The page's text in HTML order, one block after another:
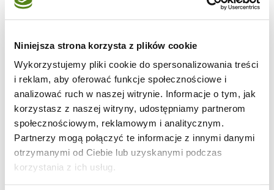
Niniejsza strona korzysta z plików cookie
Wykorzystujemy pliki cookie do spersonalizowania treści
i reklam, aby oferować funkcje społecznościowe i
analizować ruch w naszej witrynie. Informacje o tym, jak
korzystasz z naszej witryny, udostępniamy partnerom
społecznościowym, reklamowym i analitycznym.
Partnerzy mogą połączyć te informacje z innymi danymi
otrzymanymi od Ciebie lub uzyskanymi podczas
korzystania z ich usług.
Małgosi,
25 dkg mąki
1 łyżeczka proszku do pieczenia
200 ml mleka
2 jajka
100 ml oleju
różne bakalie